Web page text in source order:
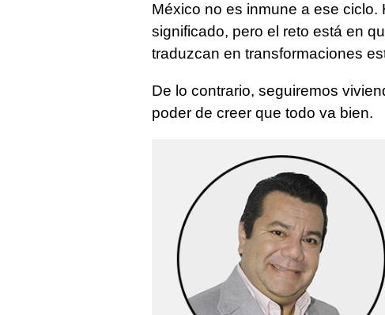
México no es inmune a ese ciclo.
significado, pero el reto está en
traduzcan en transformaciones
De lo contrario, seguiremos
poder de creer que todo va bien.